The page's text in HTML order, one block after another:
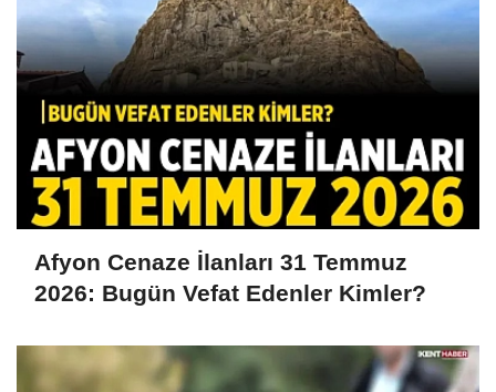
Afyon Cenaze İlanları 31 Temmuz
2026: Bugün Vefat Edenler Kimler?